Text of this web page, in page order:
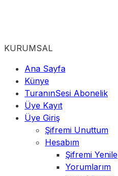
KURUMSAL
Ana Sayfa
Künye
TuranınSesi Abonelik
Üye Kayıt
Üye Giriş
Şifremi Unuttum
Hesabım
Şifremi Yenile
Yorumlarım